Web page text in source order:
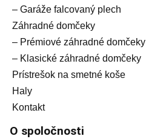
– Garáže falcovaný plech
Záhradné domčeky
– Prémiové záhradné domčeky
– Klasické záhradné domčeky
Prístrešok na smetné koše
Haly
Kontakt
O spoločnosti